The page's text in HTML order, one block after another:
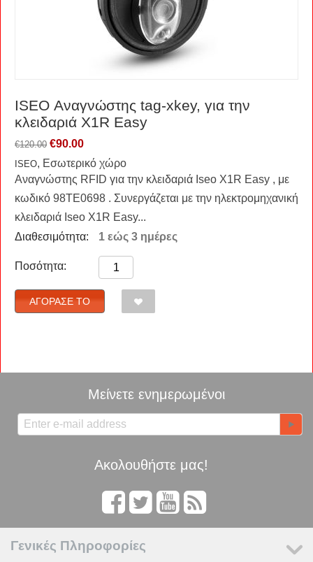
ISEO Αναγνώστης tag-xkey, για την
κλειδαριά X1R Easy
€120.00 €90.00
ISEO, Εσωτερικό χώρο
Αναγνώστης RFID για την κλειδαριά Iseo X1R Easy , με
κωδικό 98TE0698 . Συνεργάζεται με την ηλεκτρομηχανική
κλειδαριά Iseo X1R Easy...
Διαθεσιμότητα:
1 εώς 3 ημέρες
Ποσότητα:
ΑΓΌΡΑΣΈ ΤΟ
Μείνετε ενημερωμένοι
Ακολουθήστε μας!
Γενικές Πληροφορίες